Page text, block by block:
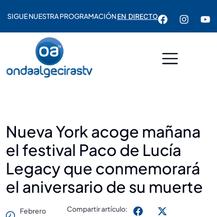
SIGUE NUESTRA PROGRAMACIÓNEN DIRECTO
Nueva York acoge mañana
el festival Paco de Lucía
Legacy que conmemorará
el aniversario de su muerte
Febrero
Compartir artículo: